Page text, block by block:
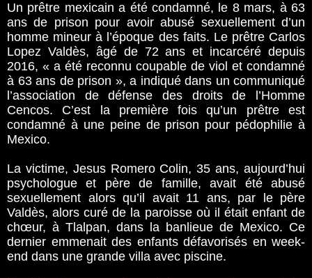
Un prêtre mexicain a été condamné, le 8 mars, à 63
ans de prison pour avoir abusé sexuellement d’un
homme mineur à l’époque des faits. Le prêtre Carlos
Lopez Valdès, âgé de 72 ans et incarcéré depuis
2016, « a été reconnu coupable de viol et condamné
à 63 ans de prison », a indiqué dans un communiqué
l’association de défense des droits de l’Homme
Cencos. C’est la première fois qu’un prêtre est
condamné à une peine de prison pour pédophilie à
Mexico.
La victime, Jesus Romero Colin, 35 ans, aujourd’hui
psychologue et père de famille, avait été abusé
sexuellement alors qu’il avait 11 ans, par le père
Valdès, alors curé de la paroisse où il était enfant de
chœur, à Tlalpan, dans la banlieue de Mexico. Ce
dernier emmenait des enfants défavorisés en week-
end dans une grande villa avec piscine.